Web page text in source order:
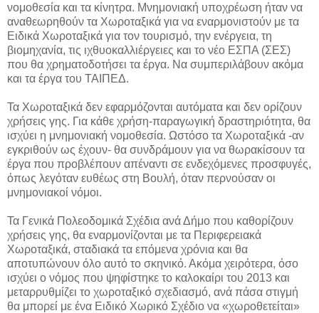
νομοθεσία και τα κίνητρα. Μνημονιακή υποχρέωση ήταν να
αναθεωρηθούν τα Χωροταξικά για να εναρμονιστούν με τα
Ειδικά Χωροταξικά για τον τουρισμό, την ενέργεια, τη
βιομηχανία, τις ιχθυοκαλλιέργειες και το νέο ΕΣΠΑ (ΣΕΣ)
που θα χρηματοδοτήσει τα έργα. Να συμπεριλάβουν ακόμα
και τα έργα του ΤΑΙΠΕΔ.
Τα Χωροταξικά δεν εφαρμόζονται αυτόματα και δεν ορίζουν
χρήσεις γης. Για κάθε χρήση-παραγωγική δραστηριότητα, θα
ισχύει η μνημονιακή νομοθεσία. Ωστόσο τα Χωροταξικά -αν
εγκριθούν ως έχουν- θα συνδράμουν για να θωρακίσουν τα
έργα που προβλέπουν απέναντι σε ενδεχόμενες προσφυγές,
όπως λεγόταν ευθέως στη Βουλή, όταν περνούσαν οι
μνημονιακοί νόμοι.
Τα Γενικά Πολεοδομικά Σχέδια ανά Δήμο που καθορίζουν
χρήσεις γης, θα εναρμονίζονται με τα Περιφερειακά
Χωροταξικά, σταδιακά τα επόμενα χρόνια και θα
αποτυπώνουν όλο αυτό το σκηνικό. Ακόμα χειρότερα, όσο
ισχύει ο νόμος που ψηφίστηκε το καλοκαίρι του 2013 και
μεταρρυθμίζει το χωροταξικό σχεδιασμό, ανά πάσα στιγμή
θα μπορεί με ένα Ειδικό Χωρικό Σχέδιο να «χωροθετείται»